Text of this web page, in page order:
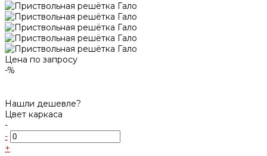
Цена по запросу
-%
Нашли дешевле?
Цвет каркаса
-
-
+